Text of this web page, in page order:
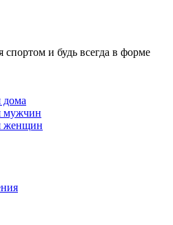
и будь всегда в форме
дома
мужчин
женщин